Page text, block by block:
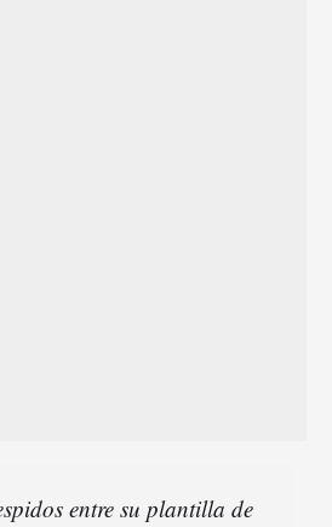
entre su plantilla de